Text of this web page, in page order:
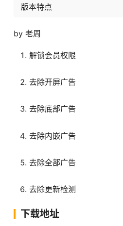
版本特点
by 老周
解锁会员权限
去除开屏广告
去除底部广告
去除内嵌广告
去除全部广告
去除更新检测
下载地址